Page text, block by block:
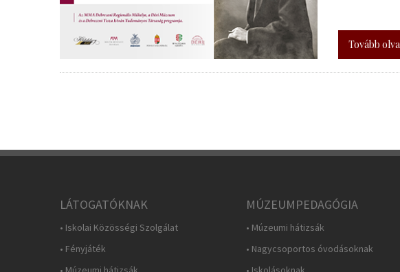
Tovább
LÁTOGATÓKNAK
• Iskolai Közösségi Szolgálat
• Fényjáték
MÚZEUMPEDAGÓGIA
• Múzeumi hátizsák
• Nagycsoportos óvodásoknak